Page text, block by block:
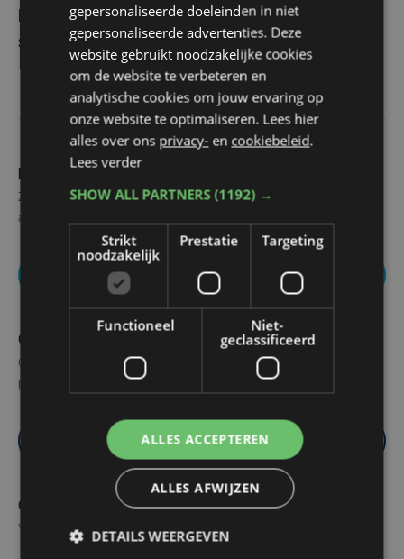
Kliffen van wel twee meter aan de kust:
springtij laat zijn sporen na
Maak zelf het nieuws
Zie of hoor je iets dat interessant is voor alle West-Vlamingen,
aarzel dan niet om ons te contacteren.
Nieuws melden
Over ons
Ontdek hier alle info over onze geschiedenis, redactie,
programma's en mogelijkheden om te adverteren.
Meer info
Onze apps
Volg Focus & WTV op je smartphone, tablet of smart TV.
gepersonaliseerde doeleinden in niet
gepersonaliseerde advertenties. Deze
website gebruikt noodzakelijke cookies
om de website te verbeteren en
analytische cookies om jouw ervaring op
onze website te optimaliseren. Lees hier
alles over ons privacy- en cookiebeleid.
Lees verder
SHOW ALL PARTNERS(1192) →
Strikt
noodzakelijk
Prestatie Targeting
Functioneel
Niet-
geclassificeerd
ALLES ACCEPTEREN
ALLES AFWIJZEN
DETAILS WEERGEVEN